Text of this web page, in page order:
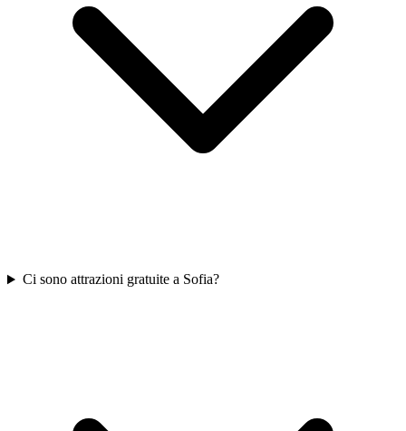
Ci sono attrazioni gratuite a Sofia?